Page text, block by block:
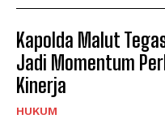
Kapolda Malut
Jadi Momentum
Kinerja
HUKUM